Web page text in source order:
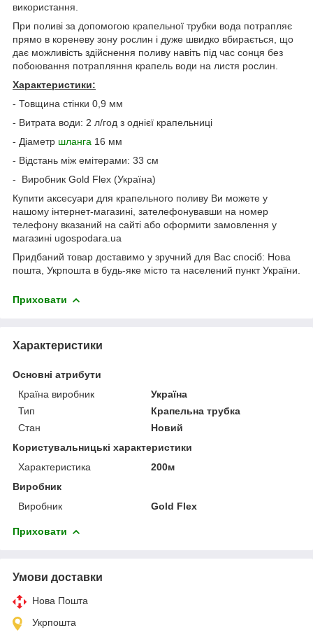
використання.
При поливі за допомогою крапельної трубки вода потрапляє
прямо в кореневу зону рослин і дуже швидко вбирається, що
дає можливість здійснення поливу навіть під час сонця без
побоювання потрапляння крапель води на листя рослин.
Характеристики:
- Товщина стінки 0,9 мм
- Витрата води: 2 л/год з однієї крапельниці
- Діаметр шланга 16 мм
- Відстань між емітерами: 33 см
- Виробник Gold Flex (Україна)
Купити аксесуари для крапельного поливу Ви можете у
нашому інтернет-магазині, зателефонувавши на номер
телефону вказаний на сайті або оформити замовлення у
магазині ugospodara.ua
Придбаний товар доставимо у зручний для Вас спосіб: Нова
пошта, Укрпошта в будь-яке місто та населений пункт України.
Приховати
Характеристики
Основні атрибути
Країна виробник
Україна
Тип
Крапельна трубка
Стан
Новий
Користувальницькі характеристики
Характеристика
200м
Виробник
Виробник
Gold Flex
Приховати
Умови доставки
Нова Пошта
Укрпошта